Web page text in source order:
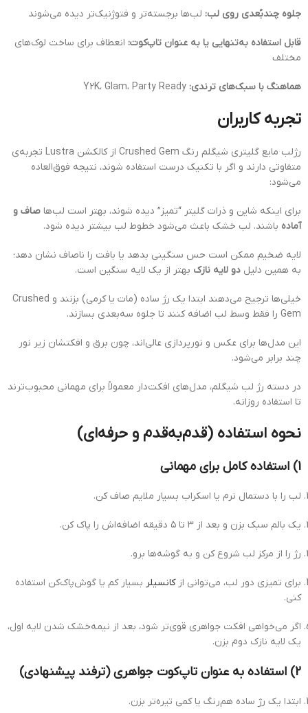
جلوه چندبُعدی روی لب: لب‌ها برجسته‌تر و فتوژنیک‌تر دیده می‌شوند
قابل استفاده به‌تنهایی یا به عنوان تاپ‌کوت: انعطاف برای ساخت لوک‌های
مختلف
هماهنگ با سبک‌های ترندی:
تجربه کاربران
رژلب مایع گلیتری شیگلم رنگ Crushed Gem از کالکشن Lustra تجربه‌ی
متفاوتی دارند و اگر با تکنیک درست استفاده شوند، نتیجه فوق‌العاده
می‌شود:
برای اینکه شاین و ذرات گلیتر “تمیز” دیده شوند، بهتر است لب‌ها صاف و
آماده باشند. لب خشک باعث می‌شود خطوط لب بیشتر دیده شود.
لایه ضخیم ممکن است حس سنگینی بدهد یا بافت را ناصاف نشان دهد؛
به همین دلیل دو لایه نازک بهتر از یک لایه سنگین است.
خیلی‌ها ترجیح می‌دهند ابتدا یک رژ ساده (مات یا کرمی) بزنند و Crushed
Gem را فقط وسط لب اضافه کنند تا جلوه سه‌بعدی بسازند.
این مدل‌ها برای عکس و نورپردازی عالی‌اند، چون برق و افکتشان زیر نور
چند برابر می‌شود.
در دسته رژ لب شیگلم، مدل‌های افکت‌دار معمولاً برای مهمانی محبوب‌ترند
تا استفاده روزانه.
نحوه استفاده (قدم‌به‌قدم و حرفه‌ای)
1) استفاده کامل برای مهمانی
لب را با دستمال نرم یا اسکراب بسیار ملایم صاف کن.
یک بالم سبک بزن و بعد از ۳ تا ۵ دقیقه اضافه‌اش را پاک کن.
رژ را از مرکز لب شروع کن و به گوشه‌ها برو.
برای تمیزی دور لب، می‌توانی ازکانسیلر بسیار کم یا گوش‌پاک‌کن استفاده
کنی.
اگر می‌خواهی افکت جواهری قوی‌تر شود، بعد از نیمه‌خشک شدن لایه اول،
یک لایه نازک دوم بزن.
2) استفاده به عنوان تاپ‌کوت جواهری (ترفند پیشنهادی)
ابتدا یک رژ ساده هم‌رنگ یا کمی تیره‌تر بزن.